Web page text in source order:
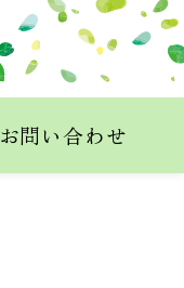
お問い合わせ